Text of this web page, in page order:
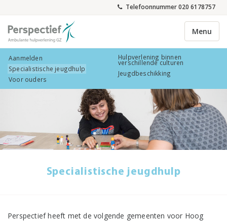
Telefoonnummer 020 6178757
Menu
Aanmelden
Specialistische jeugdhulp
Voor ouders
Hulpverlening binnen
verschillende culturen
Jeugdbeschikking
Specialistische jeugdhulp
Perspectief heeft met de volgende gemeenten voor Hoog